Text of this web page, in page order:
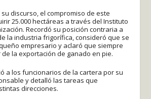
discurso, el compromiso de este
25.000 hectáreas a través del Instituto
Recordó su posición contraria a
la industria frigorífica, consideró que se
empresario y aclaró que siempre
la exportación de ganado en pie.
a los funcionarios de la cartera por su
y detalló las tareas que
direcciones.